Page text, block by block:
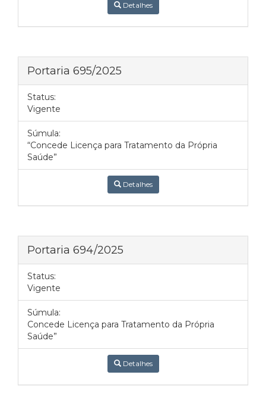
Detalhes
Portaria 695/2025
Status:
Vigente
Súmula:
“Concede Licença para Tratamento da Própria
Saúde”
Detalhes
Portaria 694/2025
Status:
Vigente
Súmula:
Concede Licença para Tratamento da Própria
Saúde”
Detalhes